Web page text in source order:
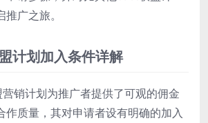
广之旅。
计划加入条件详解
销计划为推广者提供了可观的佣金
作质量，其对申请者设有明确的加入